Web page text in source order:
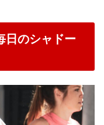
日のシャドー